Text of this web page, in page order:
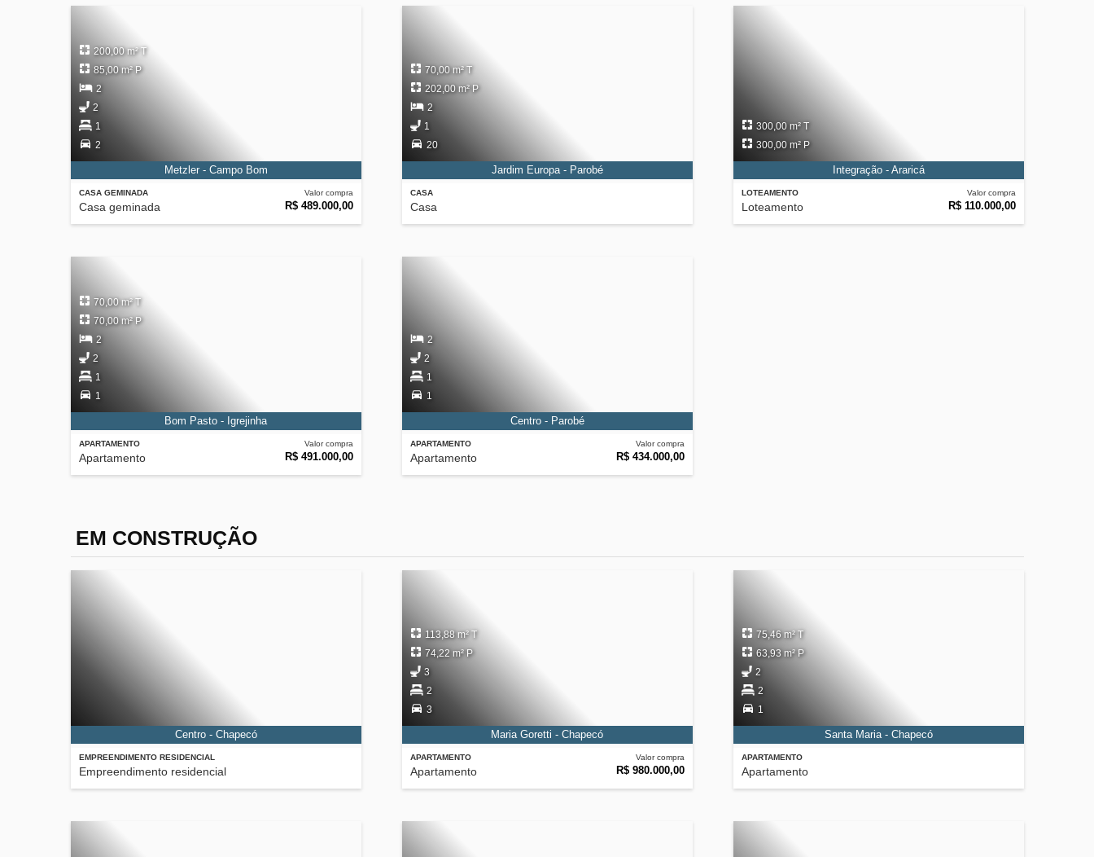
CASA GEMINADA
Casa geminada
Valor compra
R$ 489.000,00
200,00 m² T
85,00 m² P
2
2
1
2
Metzler - Campo Bom
CASA
Casa
70,00 m² T
202,00 m² P
2
1
20
Jardim Europa - Parobé
LOTEAMENTO
Loteamento
Valor compra
R$ 110.000,00
300,00 m² T
300,00 m² P
Integração - Araricá
APARTAMENTO
Apartamento
Valor compra
R$ 491.000,00
70,00 m² T
70,00 m² P
2
2
1
1
Bom Pasto - Igrejinha
APARTAMENTO
Apartamento
Valor compra
R$ 434.000,00
2
2
1
1
Centro - Parobé
EM CONSTRUÇÃO
EMPREENDIMENTO RESIDENCIAL
Empreendimento residencial
Centro - Chapecó
APARTAMENTO
Apartamento
Valor compra
R$ 980.000,00
113,88 m² T
74,22 m² P
3
2
3
Maria Goretti - Chapecó
APARTAMENTO
Apartamento
75,46 m² T
63,93 m² P
2
2
1
Santa Maria - Chapecó